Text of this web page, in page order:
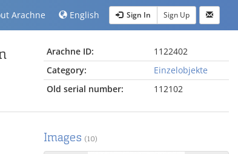
Arachne English Sign In Sign Up
Arachne ID:
1122402
Category:
Einzelobjekte
Old serial number:
112102
Images (10)